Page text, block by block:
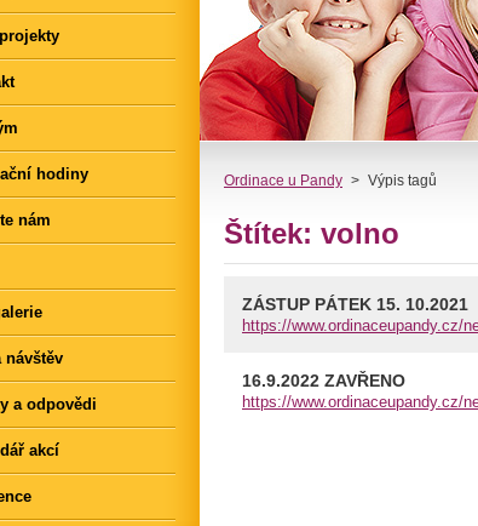
Ordinace u Pandy > Výpis tagů
Štítek: volno
ZÁSTUP PÁTEK 15. 10.2021
https://www.ordinaceupandy.cz/
16.9.2022 ZAVŘENO
https://www.ordinaceupandy.cz/
hodiny
nám
návštěv
a odpovědi
akcí